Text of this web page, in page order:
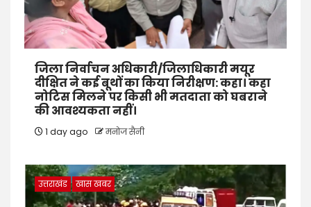
जिला निर्वाचन अधिकारी/जिलाधिकारी मयूर
दीक्षित ने कई बूथों का किया निरीक्षण: कहा। कहा
नोटिस मिलने पर किसी भी मतदाता को घबराने
की आवश्यकता नहीं।
1 day ago मनोज सैनी
उत्तराखंड खास खबर